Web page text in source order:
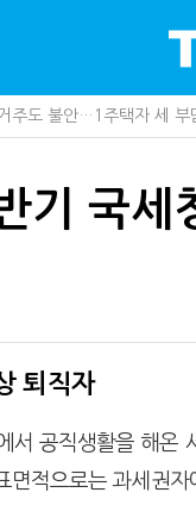
주도 불안…1주택자 세 부
아니라 공급망을 본다
사로 답한 임광현 국세청장
수행기관 첫 선정…243개
문가가 본 가업상속공제
양도세 추징 부른 '3가지
인하…환급 플랫폼 수익성
거래소까지 샅샅이 본다
세금 깎아준다
"…1주택 세금 '실거주' 중
기 국세
퇴직자
공직생활을 해온
면적으로는 과세권